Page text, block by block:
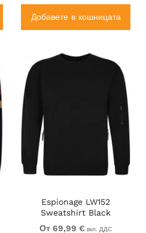
Добавете в кошницата
Espionage LW152
Sweatshirt Black
От 69,99 € вкл. ДДС